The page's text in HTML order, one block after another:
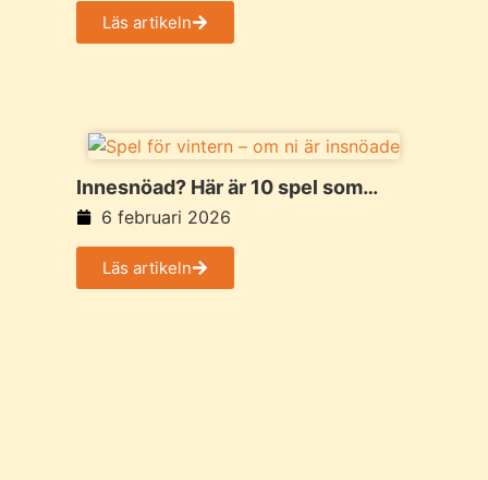
Läs artikeln
Innesnöad? Här är 10 spel som
fångar den äkta vintermyskänslan
6 februari 2026
Läs artikeln